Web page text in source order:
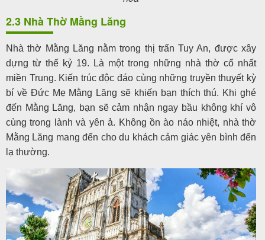
2.3 Nhà Thờ Mằng Lăng
Nhà thờ Mằng Lăng nằm trong thị trấn Tuy An, được xây
dựng từ thế kỷ 19. Là một trong những nhà thờ cổ nhất
miền Trung. Kiến trúc độc đáo cùng những truyền thuyết kỳ
bí về Đức Mẹ Mằng Lăng sẽ khiến bạn thích thú. Khi ghé
đến Mằng Lăng, bạn sẽ cảm nhận ngay bầu không khí vô
cùng trong lành và yên ả. Không ồn ào náo nhiệt, nhà thờ
Mằng Lăng mang đến cho du khách cảm giác yên bình đến
lạ thường.